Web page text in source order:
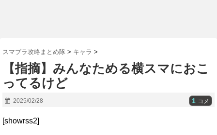
スマブラ攻略まとめ隊 > キャラ >
【指摘】みんなためる横スマにおこ
ってるけど
2025/02/28 1 コメ
[showrss2]